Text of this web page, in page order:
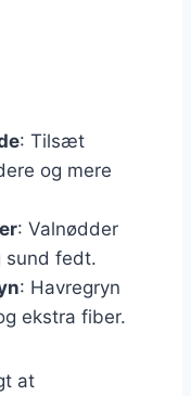
: Tilsæt
og mere
: Valnødder
sund fedt.
: Havregryn
ekstra fiber.
at